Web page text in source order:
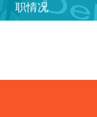
职情况